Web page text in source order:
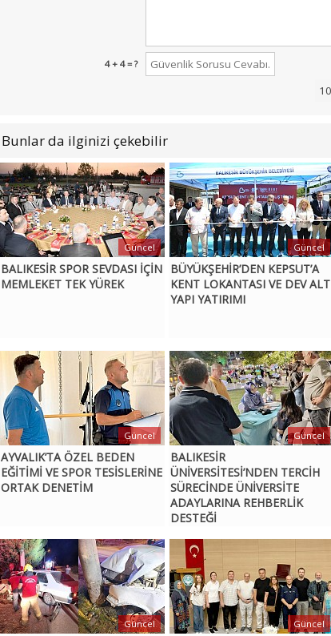
4 + 4 = ?
Bunlar da ilginizi çekebilir
BALIKESİR SPOR SEVDASI İÇİN
MEMLEKET TEK YÜREK
Güncel
BÜYÜKŞEHİR’DEN KEPSUT’A
KENT LOKANTASI VE DEV ALT
YAPI YATIRIMI
Güncel
AYVALIK’TA ÖZEL BEDEN
EĞİTİMİ VE SPOR TESİSLERİNE
ORTAK DENETİM
Güncel
BALIKESİR
ÜNİVERSİTESİ’NDEN TERCİH
SÜRECİNDE ÜNİVERSİTE
ADAYLARINA REHBERLİK
DESTEĞİ
Güncel
Güncel Güncel